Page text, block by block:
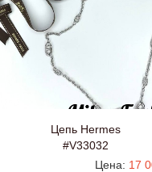
Цепь Hermes
#V33032
Цена: 17